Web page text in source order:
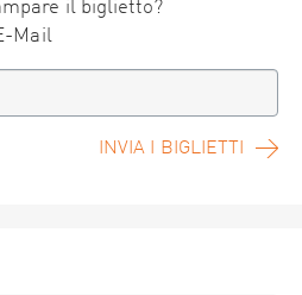
il biglietto?
Mail
INVIA I BIGLIETTI